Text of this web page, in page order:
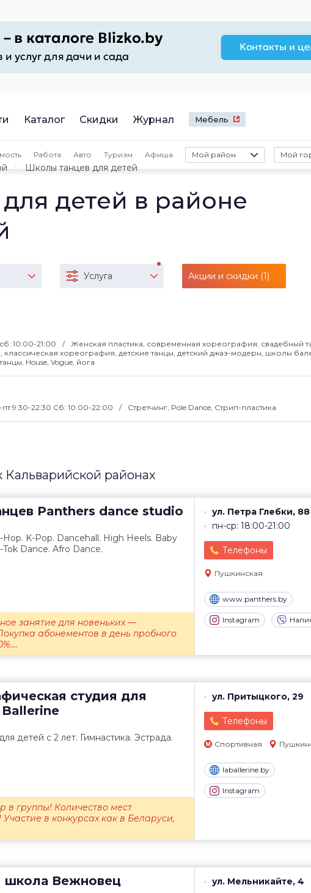
Каталог Скидки Журнал Мебель
Работа Авто Туризм Афиша Мой район Мой
Школы танцев для детей
детей в районе
Услуга Акции и скидки (1)
21:00
Женская пластика, современная хореография, свадебный
классическая хореография, детские танцы, детский джаз-модерн, школы
House, Vogue, йога
пт:9:30-22:30 Сб: 10:00-22:00 Стретчинг, Pole Dance, Стрип-пластика
районах
Panthers dance studio
ул. Петра Глебки, 88
пн-ср: 18:00-21:00
Телефоны
Пушкинская
www.panthers.by
Instagram
Hop. K-Pop. Dancehall. High Heels. Baby
Tok Dance. Afro Dance.
занятие для новеньких —
абонементов в день пробного
студия для
Ballerine
ул. Притыцкого, 29
Телефоны
Спортивная
laballerine.by
Instagram
детей с 2 лет. Гимнастика. Эстрада.
в группы! Количество мест
в конкурсах как в Беларуси,
школа Вежновец ул. Мельникайте, 4